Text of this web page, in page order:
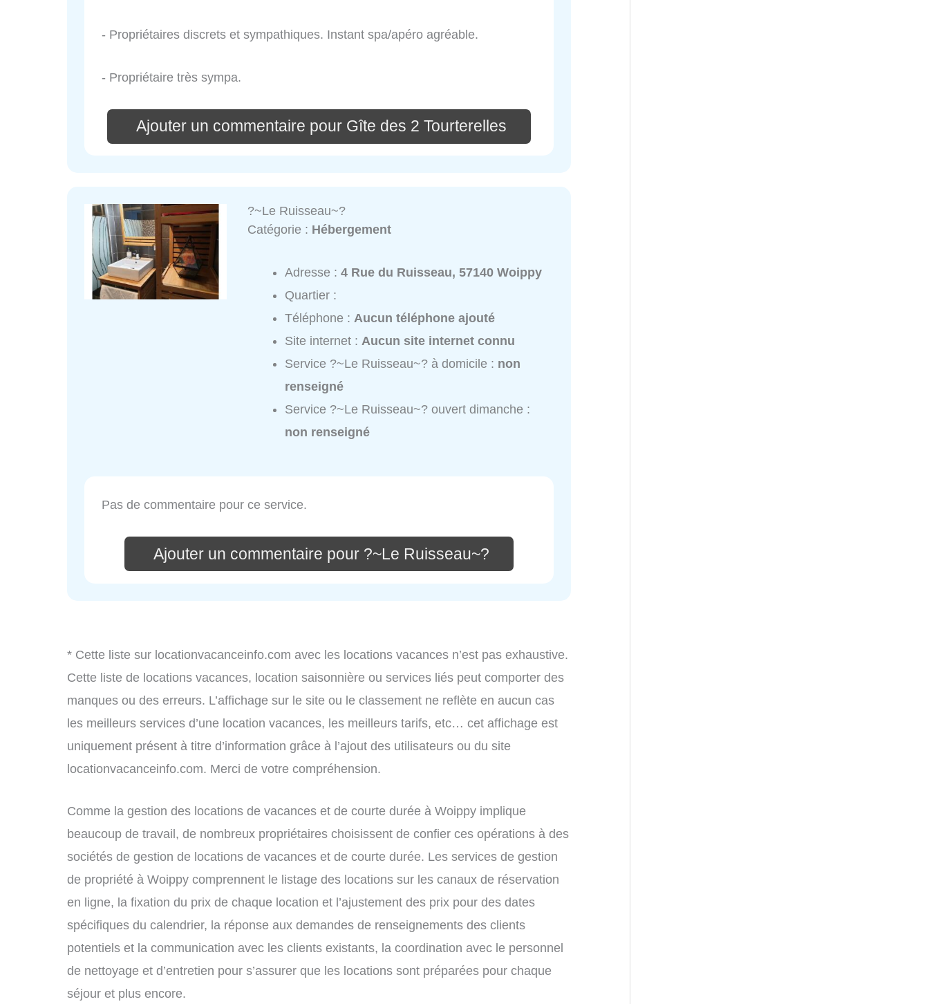
- Propriétaires discrets et sympathiques. Instant spa/apéro agréable.
- Propriétaire très sympa.
Ajouter un commentaire pour Gîte des 2 Tourterelles
?~Le Ruisseau~?
Catégorie : Hébergement
Adresse :4 Rue du Ruisseau, 57140 Woippy
Quartier :
Téléphone :Aucun téléphone ajouté
Site internet :Aucun site internet connu
Service ?~Le Ruisseau~? à domicile : non
renseigné
Service ?~Le Ruisseau~? ouvert dimanche :
non renseigné
Pas de commentaire pour ce service.
Ajouter un commentaire pour ?~Le Ruisseau~?
* Cette liste sur locationvacanceinfo.com avec les locations vacances n’est pas exhaustive.
Cette liste de locations vacances, location saisonnière ou services liés peut comporter des
manques ou des erreurs. L’affichage sur le site ou le classement ne reflète en aucun cas
les meilleurs services d’une location vacances, les meilleurs tarifs, etc… cet affichage est
uniquement présent à titre d’information grâce à l’ajout des utilisateurs ou du site
locationvacanceinfo.com. Merci de votre compréhension.
Comme la gestion des locations de vacances et de courte durée à Woippy implique
beaucoup de travail, de nombreux propriétaires choisissent de confier ces opérations à des
sociétés de gestion de locations de vacances et de courte durée. Les services de gestion
de propriété à Woippy comprennent le listage des locations sur les canaux de réservation
en ligne, la fixation du prix de chaque location et l’ajustement des prix pour des dates
spécifiques du calendrier, la réponse aux demandes de renseignements des clients
potentiels et la communication avec les clients existants, la coordination avec le personnel
de nettoyage et d’entretien pour s’assurer que les locations sont préparées pour chaque
séjour et plus encore.